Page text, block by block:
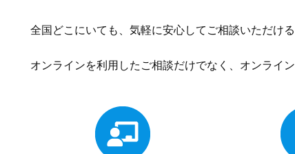
全国どこにいても、気軽に安心してご相談いただけ
オンラインを利用したご相談だけでなく、オンライ